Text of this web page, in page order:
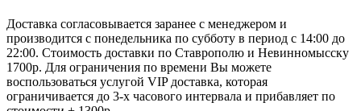
Доставка согласовывается заранее с менеджером и
производится с понедельника по субботу в период с 14:00 до
22:00. Стоимость доставки по Ставрополю и Невинномысску
1700р. Для ограничения по времени Вы можете
воспользоваться услугой VIP доставка, которая
ограничивается до 3-х часового интервала и прибавляет по